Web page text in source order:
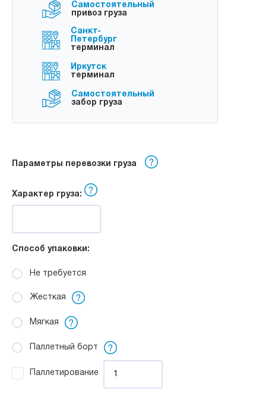
Самостоятельный
привоз груза
Санкт-
Петербург
терминал
Иркутск
терминал
Самостоятельный
забор груза
Параметры перевозки груза
Характер груза:
Способ упаковки:
Не требуется
Жесткая
Мягкая
Паллетный борт
Паллетирование